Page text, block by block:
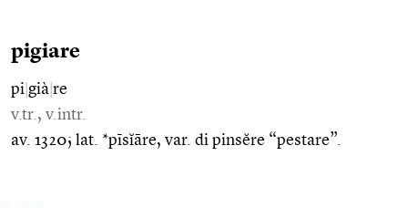
pigiare
pi già re
v.tr., v.intr.
av. 1320; lat. *pīsĭāre, var. di pinsĕre “pestare”.